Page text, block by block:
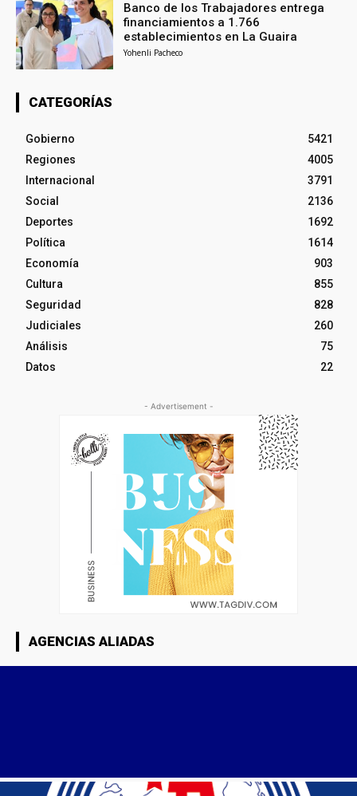
Banco de los Trabajadores entrega
financiamientos a 1.766
establecimientos en La Guaira
Yohenli Pacheco
CATEGORÍAS
Gobierno
5421
Regiones
4005
Internacional
3791
Social
2136
Deportes
1692
Política
1614
Economía
903
Cultura
855
Seguridad
828
Judiciales
260
Análisis
75
Datos
22
- Advertisement -
AGENCIAS ALIADAS